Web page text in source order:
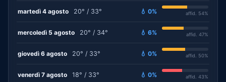
martedì 4 agosto 20° / 33° 💧 0% affid. 54%
mercoledì 5 agosto 20° / 34° 💧 6% affid. 47%
giovedì 6 agosto 20° / 33° 💧 0% affid. 50%
venerdì 7 agosto 18° / 33° 💧 0% affid. 43%